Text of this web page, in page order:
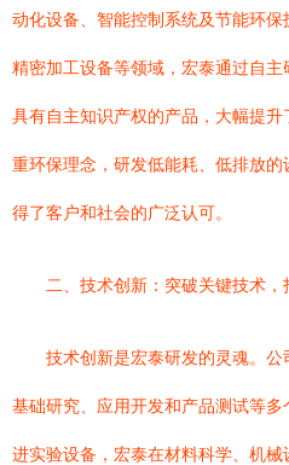
动化设备、智能控制系统及节能环保
精密加工设备等领域，宏泰通过自
具有自主知识产权的产品，大幅提
重环保理念，研发低能耗、低排放
得了客户和社会的广泛认可。
二、技术创新：突破关键技术，
技术创新是宏泰研发的灵魂。
基础研究、应用开发和产品测试等
进实验设备，宏泰在材料科学、机